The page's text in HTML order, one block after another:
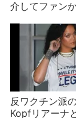
介してファン
反ワクチン派
Kopfリアーナ